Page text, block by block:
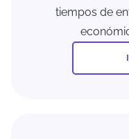
tiempos de